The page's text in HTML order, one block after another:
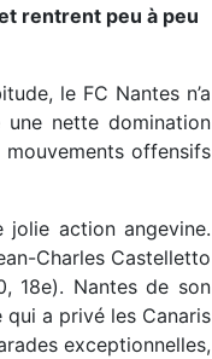
rentrent peu à peu
le FC Nantes n’a
une nette domination
offensifs
action angevine.
Charles Castelletto
18e). Nantes de son
a privé les Canaris
exceptionnelles,